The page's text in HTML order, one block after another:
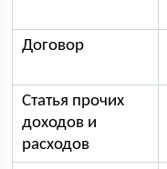
Договор
Статья прочих
доходов и
расходов